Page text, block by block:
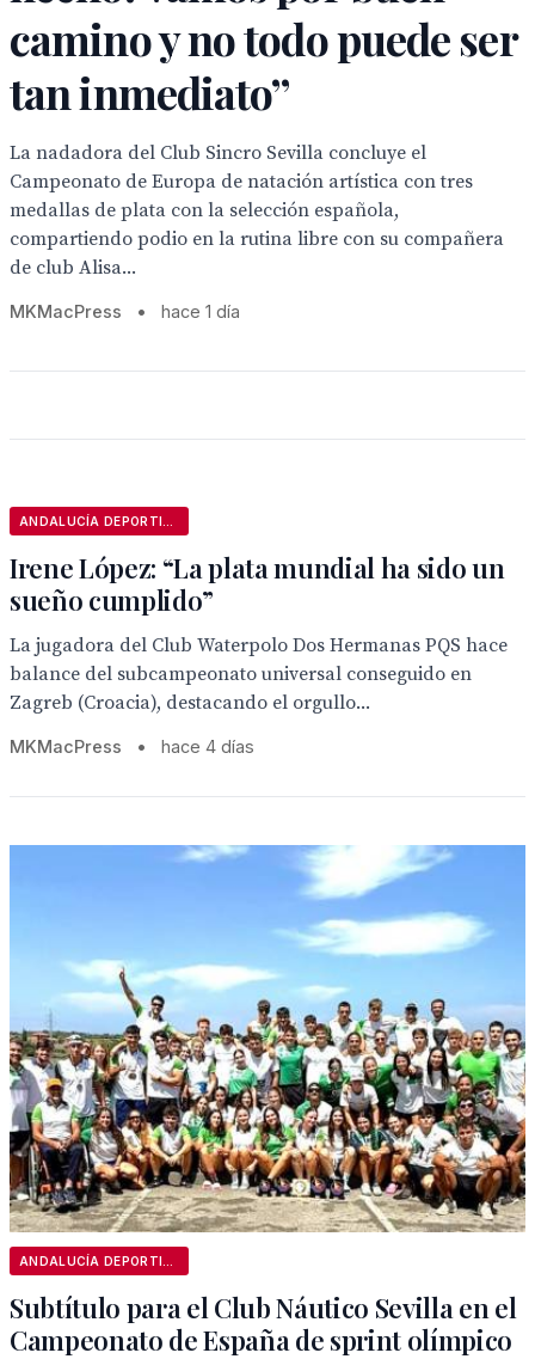
camino y no todo puede ser
tan inmediato”
La nadadora del Club Sincro Sevilla concluye el
Campeonato de Europa de natación artística con tres
medallas de plata con la selección española,
compartiendo podio en la rutina libre con su compañera
de club Alisa...
MKMacPress • hace 1 día
Irene López: “La plata mundial ha sido un
sueño cumplido”
La jugadora del Club Waterpolo Dos Hermanas PQS hace
balance del subcampeonato universal conseguido en
Zagreb (Croacia), destacando el orgullo...
MKMacPress • hace 4 días
Subtítulo para el Club Náutico Sevilla en el
Campeonato de España de sprint olímpico